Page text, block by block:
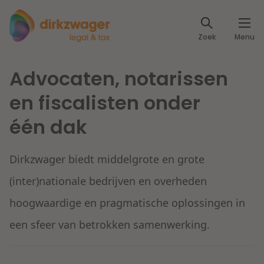
Zoek Menu
Expertises
Banking & Finance
Fiscaal
Arbeid & Pensioen
IT & Privacy
Dichtbij de energietransitie
Lees meer
Dichtbij een toekomstbestendige zorg
Kennis
Artikelen
Klantcases
Events
Specialisten
Over ons
Over Dirkzwager
Werken bij
Advocaten, notarissen
en fiscalisten onder
één dak
Dirkzwager biedt middelgrote en grote
(inter)nationale bedrijven en overheden
hoogwaardige en pragmatische oplossingen in
een sfeer van betrokken samenwerking.